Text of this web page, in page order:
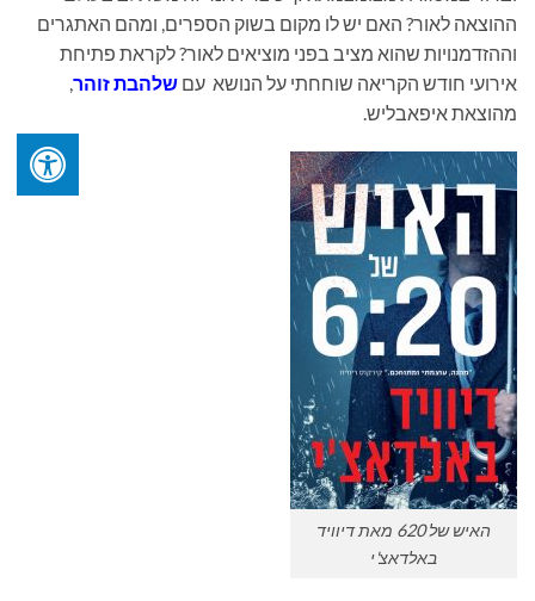
ההוצאה לאור? האם יש לו מקום בשוק הספרים, ומהם האתגרים
וההזדמנויות שהוא מציב בפני מוציאים לאור? לקראת פתיחת
אירועי חודש הקריאה שוחחתי על הנושא עם שלהבת זוהר
מהוצאת איפאבליש.
האיש של 620 מאת דיוויד
באלדאצ'י